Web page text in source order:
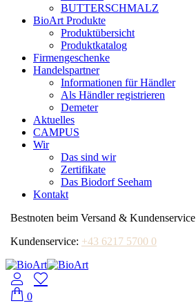
BUTTERSCHMALZ
BioArt Produkte
Produktübersicht
Produktkatalog
Firmengeschenke
Handelspartner
Informationen für Händler
Als Händler registrieren
Demeter
Aktuelles
CAMPUS
Wir
Das sind wir
Zertifikate
Das Biodorf Seeham
Kontakt
Bestnoten beim Versand & Kundenservice
Kundenservice: +43 6217 5700 0
0